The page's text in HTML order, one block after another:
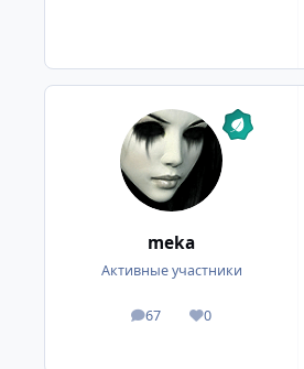
meka
Активные участники
67
посты 0
Репутация